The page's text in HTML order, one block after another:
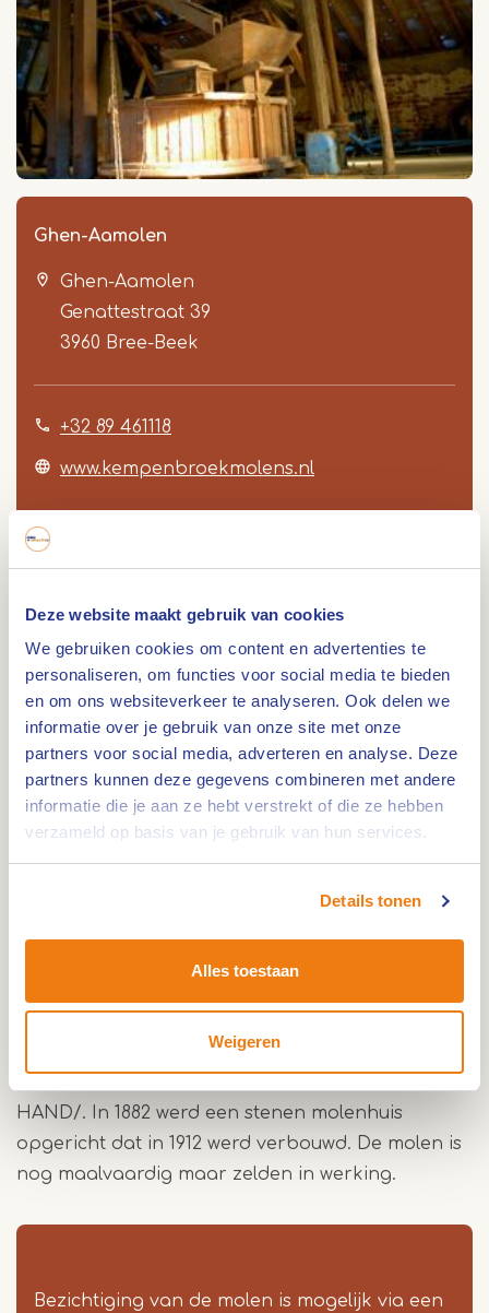
Deze website maakt gebruik van cookies
We gebruiken cookies om content en advertenties te
personaliseren, om functies voor social media te bieden
en om ons websiteverkeer te analyseren. Ook delen we
informatie over je gebruik van onze site met onze
partners voor social media, adverteren en analyse. Deze
partners kunnen deze gegevens combineren met andere
informatie die je aan ze hebt verstrekt of die ze hebben
verzameld op basis van je gebruik van hun services.
Details tonen
Alles toestaan
Weigeren
Ghen-Aamolen
Ghen-Aamolen
Genattestraat 39
3960 Bree-Beek
+32 89 461118
www.kempenbroekmolens.nl
Route
De Ghen-Aamolen is een onderslag watermolen
uit 1296. De molen werd gebruikt als graanmolen
op de Abeek.
De molen waarvan de oudste vermelding dateert
uit 1296, fungeerde als korenmolen en was een
banmolen van de Graaf van Loon. De molen
bestond vermoedelijk al veel eerder. In 1710 is de
brandstichting. De molen werd herbouwd. Een
BEN IK GESCHAND/ DOOR EEN VAGEBOND
HAND/. In 1882 werd een stenen molenhuis
opgericht dat in 1912 werd verbouwd. De molen is
nog maalvaardig maar zelden in werking.
Bezichtiging van de molen is mogelijk via een